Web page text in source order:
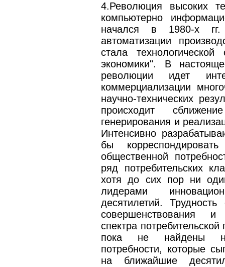
4.Революция высоких
компьютерно
начался в 1980-х
автоматизации
стала
экономики". В
революции идет
коммерциализации
научно-технических
происходит
генерирования и
Интенсивно
бы
общественной
ряд потребительских
хотя до сих пор ни
лидерами
десятилетий.
совершенствования и
спектра
пока не найдены
потребности, которые
на ближайшие